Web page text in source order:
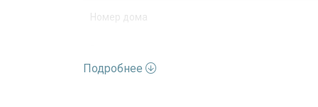
Номер дома
Подробнее